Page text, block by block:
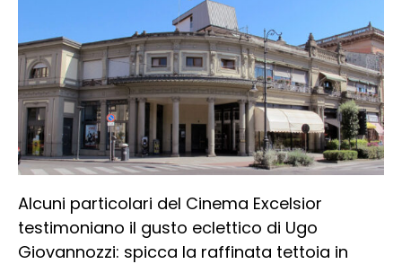
Alcuni particolari del Cinema Excelsior
testimoniano il gusto eclettico di Ugo
Giovannozzi: spicca la raffinata tettoia in